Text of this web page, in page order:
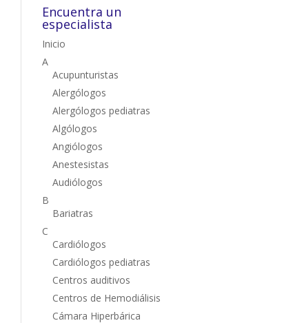
Encuentra un
especialista
Inicio
A
Acupunturistas
Alergólogos
Alergólogos pediatras
Algólogos
Angiólogos
Anestesistas
Audiólogos
B
Bariatras
C
Cardiólogos
Cardiólogos pediatras
Centros auditivos
Centros de Hemodiálisis
Cámara Hiperbárica